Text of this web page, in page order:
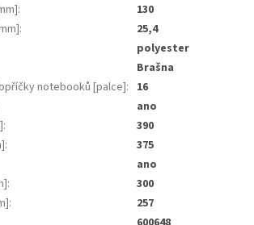
:
130
:
25,4
polyester
Brašna
notebooků [palce]: 16
ano
:
390
:
375
ano
:
300
:
257